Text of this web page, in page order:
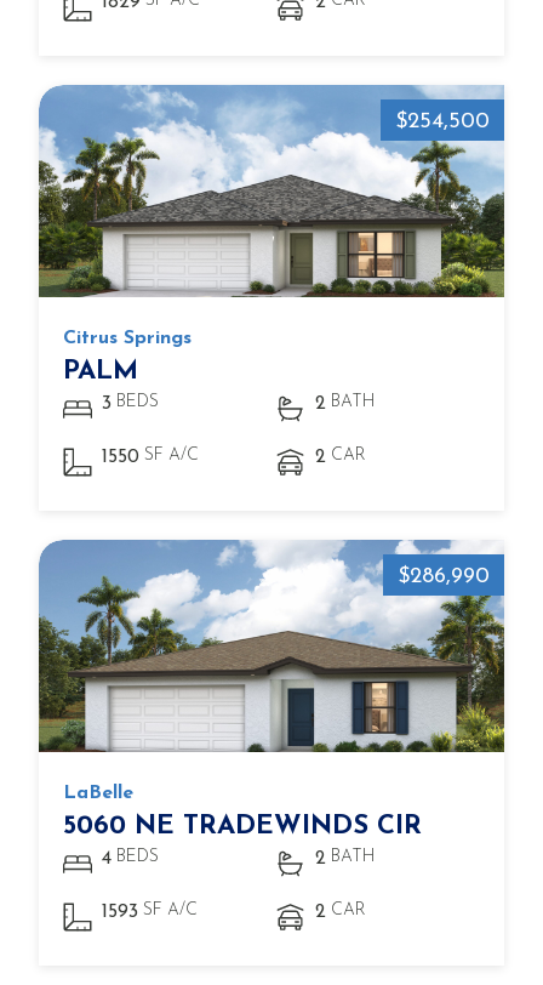
$254,500
Citrus Springs
PALM
3 BEDS 2 BATH
1550 SF A/C 2 CAR
$286,990
LaBelle
5060 NE TRADEWINDS CIR
4 BEDS 2 BATH
1593 SF A/C 2 CAR